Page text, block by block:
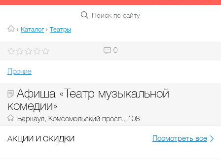
› Каталог› Театры
0
Прочие
Афиша «Театр музыкальной
комедии»
Барнаул, Комсомольский просп., 108
Посмотреть все
АКЦИИ И СКИДКИ